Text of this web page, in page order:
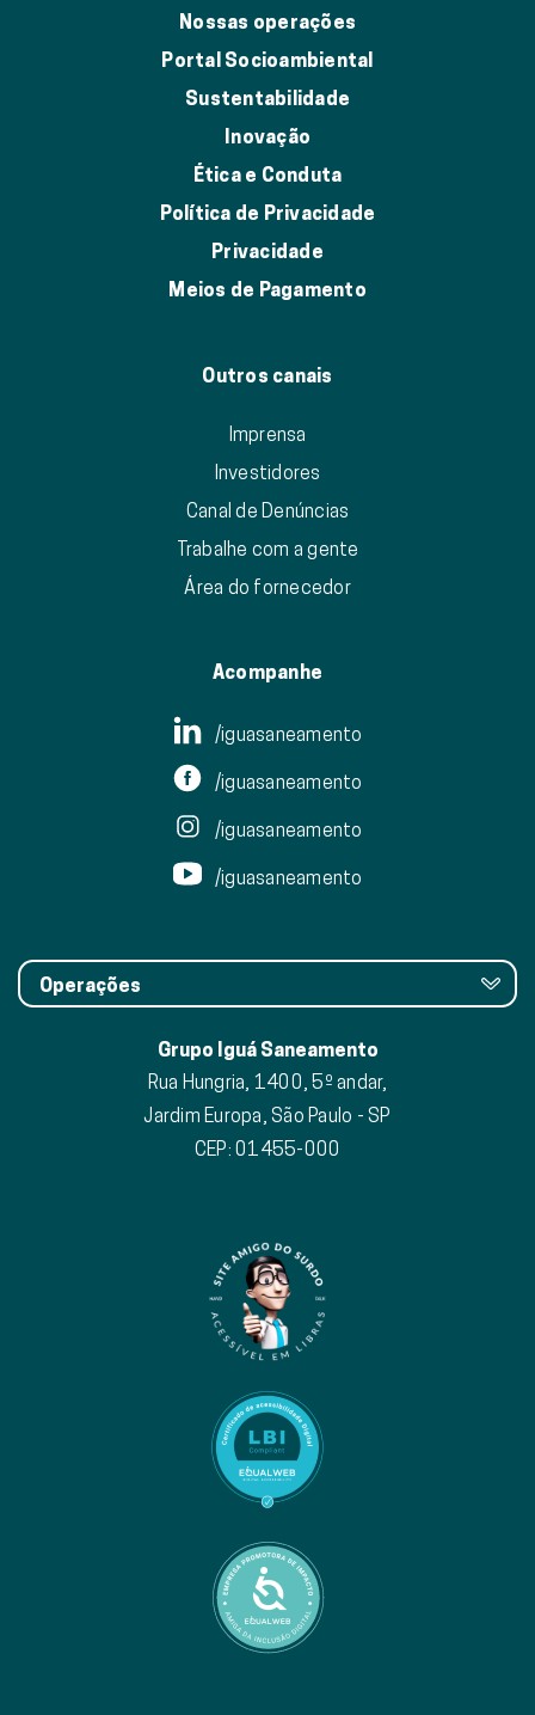
Nossas operações
Portal Socioambiental
Sustentabilidade
Inovação
Ética e Conduta
Política de Privacidade
Privacidade
Meios de Pagamento
Outros canais
Imprensa
Investidores
Canal de Denúncias
Trabalhe com a gente
Área do fornecedor
Acompanhe
/iguasaneamento
/iguasaneamento
/iguasaneamento
/iguasaneamento
Operações
Grupo Iguá Saneamento
Rua Hungria, 1400, 5º andar,
Jardim Europa, São Paulo - SP
CEP: 01455-000